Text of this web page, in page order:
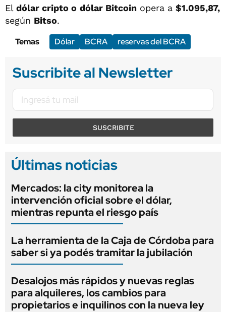
El dólar cripto o dólar Bitcoin opera a $1.095,87,
según Bitso.
Temas
Dólar BCRA reservas del BCRA
Suscribite al Newsletter
SUSCRIBITE
Últimas noticias
Mercados: la city monitorea la
intervención oficial sobre el dólar,
mientras repunta el riesgo país
La herramienta de la Caja de Córdoba para
saber si ya podés tramitar la jubilación
Desalojos más rápidos y nuevas reglas
para alquileres, los cambios para
propietarios e inquilinos con la nueva ley